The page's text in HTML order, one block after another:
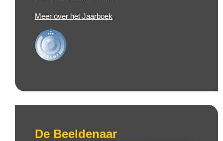
Meer over het Jaarboek
De Beeldenaar